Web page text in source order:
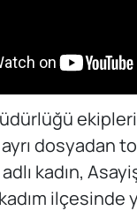
dosyadan
kadın,
ilçesinde